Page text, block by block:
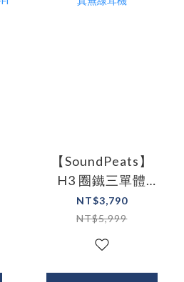
【SoundPeats】
H3 圈鐵三單體
-55dB 降噪｜旗艦
高保真無線耳機
NT$3,790
NT$5,999